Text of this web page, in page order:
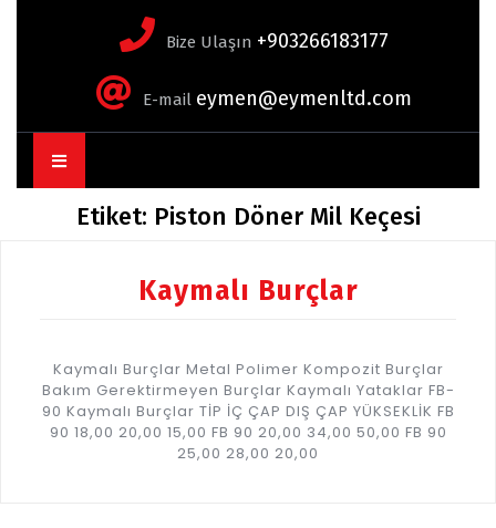
Bize Ulaşın +903266183177
E-mail eymen@eymenltd.com
Button
Etiket: Piston Döner Mil Keçesi
Kaymalı Burçlar
Kaymalı Burçlar Metal Polimer Kompozit Burçlar
Bakım Gerektirmeyen Burçlar Kaymalı Yataklar FB-
90 Kaymalı Burçlar TİP İÇ ÇAP DIŞ ÇAP YÜKSEKLİK FB
90 18,00 20,00 15,00 FB 90 20,00 34,00 50,00 FB 90
25,00 28,00 20,00